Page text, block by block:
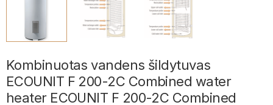
Kombinuotas vandens šildytuvas
ECOUNIT F 200-2C Combined water
heater ECOUNIT F 200-2C Combined